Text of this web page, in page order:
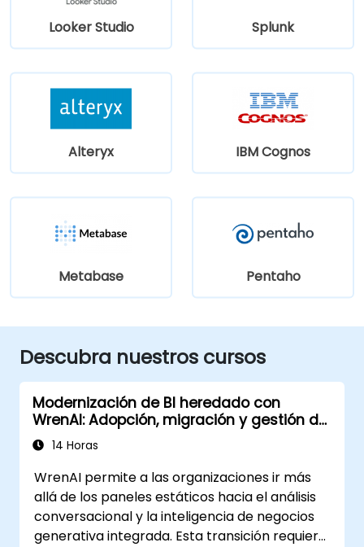
Looker Studio Splunk
Alteryx IBM Cognos
Metabase Pentaho
Descubra nuestros cursos
Modernización de BI heredado con
WrenAI: Adopción, migración y gestión del
cambio
14 Horas
WrenAI permite a las organizaciones ir más
allá de los paneles estáticos hacia el análisis
conversacional y la inteligencia de negocios
generativa integrada. Esta transición requiere